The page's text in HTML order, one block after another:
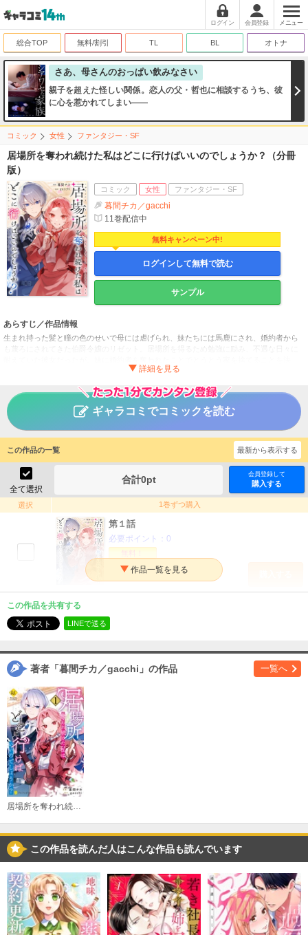
ログイン 会員登録 メニュー
総合TOP 無料/割引 TL BL オトナ
さあ、母さんのおっぱい飲みなさい
親子を超えた怪しい関係。恋人の父・哲也に相談するうち、彼
に心を惹かれてしまい――
コミック 女性 ファンタジー・SF
居場所を奪われ続けた私はどこに行けばいいのでしょうか？（分冊
版）
コミック 女性 ファンタジー・SF
暮間チカ／gacchi
11巻配信中
無料キャンペーン中!
ログインして無料で読む
サンプル
あらすじ／作品情報
生まれ持った髪と瞳の色のせいで母には虐げられ、妹たちには馬鹿にされ、婚約者から
も蔑ろにされてきた伯爵令嬢のリゼット。居場所を得るため勉強に励み、不遇な日々に
意。自らの能力を活かして王宮女官となったリゼットは、王妃をはじめとした多くの
一人の妹の悪巧みが進行していて……!? 薄幸令嬢の人生逆転ファンタジー、開幕！
居場所を奪われ続けた私はどこに行けばいいのでしょうか？
（分冊版）
作者
ジャンル 女性／ファンタジー・SF
掲載誌
出版社
ギャラコミでコミックを読む
この作品の一覧
全て選択
合計0pt 会員登録して
購入する
選択 1巻ずつ購入
最新から表示する
第１話
必要ポイント： 0
必要ポイント：
購入する
第５話
必要ポイント：200
購入する
第６話
必要ポイント：200
この作品を共有する
LINEで送る
著者「暮間チカ／gacchi」の作品 一覧へ
この作品を読んだ人はこんな作品も読んでいます